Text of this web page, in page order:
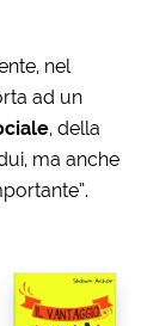
nel
ad un
, della
ma anche